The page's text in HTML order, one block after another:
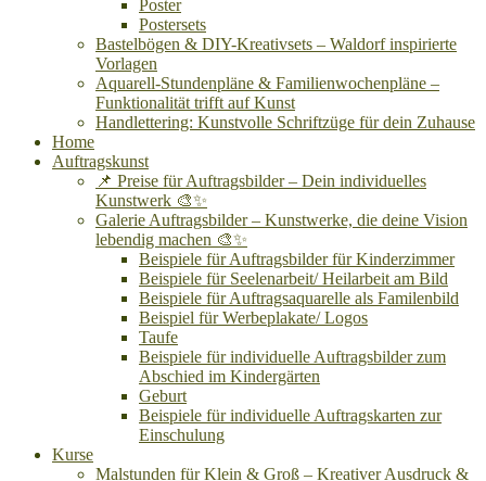
Poster
Postersets
Bastelbögen & DIY-Kreativsets – Waldorf inspirierte
Vorlagen
Aquarell-Stundenpläne & Familienwochenpläne –
Funktionalität trifft auf Kunst
Handlettering: Kunstvolle Schriftzüge für dein Zuhause
Home
Auftragskunst
📌 Preise für Auftragsbilder – Dein individuelles
Kunstwerk 🎨✨
Galerie Auftragsbilder – Kunstwerke, die deine Vision
lebendig machen 🎨✨
Beispiele für Auftragsbilder für Kinderzimmer
Beispiele für Seelenarbeit/ Heilarbeit am Bild
Beispiele für Auftragsaquarelle als Familenbild
Beispiel für Werbeplakate/ Logos
Taufe
Beispiele für individuelle Auftragsbilder zum
Abschied im Kindergärten
Geburt
Beispiele für individuelle Auftragskarten zur
Einschulung
Kurse
Malstunden für Klein & Groß – Kreativer Ausdruck &